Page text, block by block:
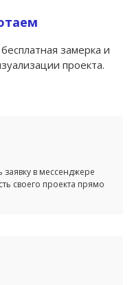
замерка и
проекта.
в мессенджере
своего проекта прямо